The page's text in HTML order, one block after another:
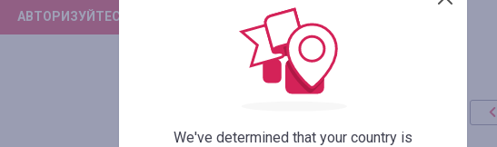
АВТОРИЗУЙТЕСЬ, ЩОБ ЗАЛИШИТИ ВІДГУК
We've determined that your country is